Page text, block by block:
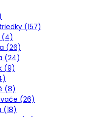
(157)
(4)
(26)
(24)
(9)
(8)
(26)
(18)